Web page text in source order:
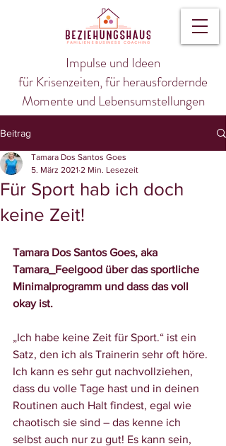
Impulse und Ideen
für Krisenzeiten, für herausfordernde
Momente und Lebensumstellungen
Beitrag
Für Sport hab ich doch
keine Zeit!
Tamara Dos Santos Goes
5. März 2021 2 Min. Lesezeit
Tamara Dos Santos Goes, aka
Tamara_Feelgood über das sportliche
Minimalprogramm und dass das voll
okay ist.
„Ich habe keine Zeit für Sport.“ ist ein
Satz, den ich als Trainerin sehr oft höre.
Ich kann es sehr gut nachvollziehen,
dass du volle Tage hast und in deinen
Routinen auch Halt findest, egal wie
chaotisch sie sind – das kenne ich
selbst auch nur zu gut! Es kann sein,